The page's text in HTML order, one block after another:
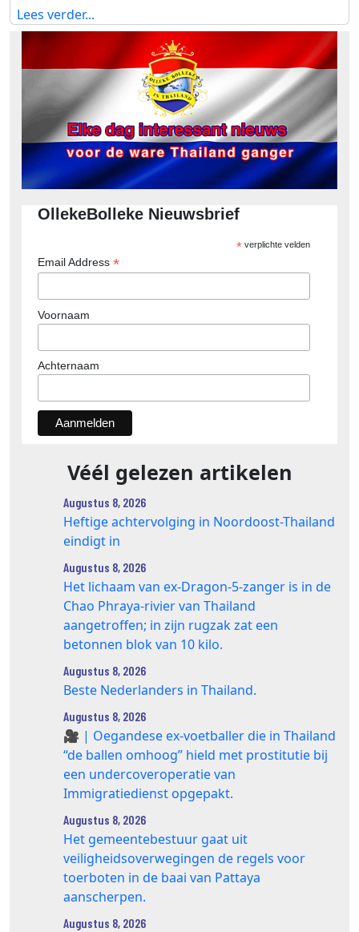
Lees verder...
OllekeBolleke Nieuwsbrief
*verplichte velden
Email Address *
Voornaam
Achternaam
Véél gelezen artikelen
Augustus 8, 2026
Heftige achtervolging in Noordoost-Thailand
eindigt in
Augustus 8, 2026
Het lichaam van ex-Dragon‑5‑zanger is in de
Chao Phraya‑rivier van Thailand
aangetroffen; in zijn rugzak zat een
betonnen blok van 10 kilo.
Augustus 8, 2026
Beste Nederlanders in Thailand.
Augustus 8, 2026
🎥 | Oegandese ex-voetballer die in Thailand
“de ballen omhoog” hield met prostitutie bij
een undercoveroperatie van
Immigratiedienst opgepakt.
Augustus 8, 2026
Het gemeentebestuur gaat uit
veiligheidsoverwegingen de regels voor
toerboten in de baai van Pattaya
aanscherpen.
Augustus 8, 2026